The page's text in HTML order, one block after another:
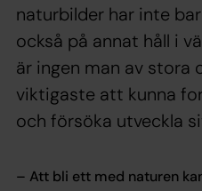
naturbilder har inte
också på annat håll i
är ingen man av stora
viktigaste att kunna
och försöka utveckla
– Att bli ett med naturen